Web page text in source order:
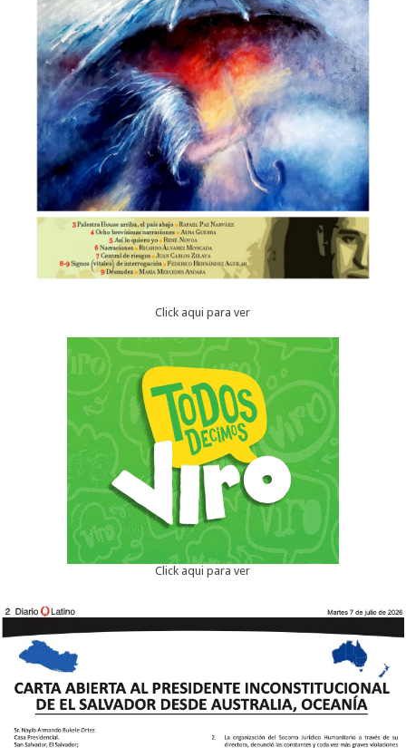
Click aqui para ver
Click aqui para ver